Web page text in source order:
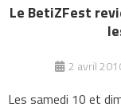
Le BetiZFest
2 avril
Les samedi 10 et